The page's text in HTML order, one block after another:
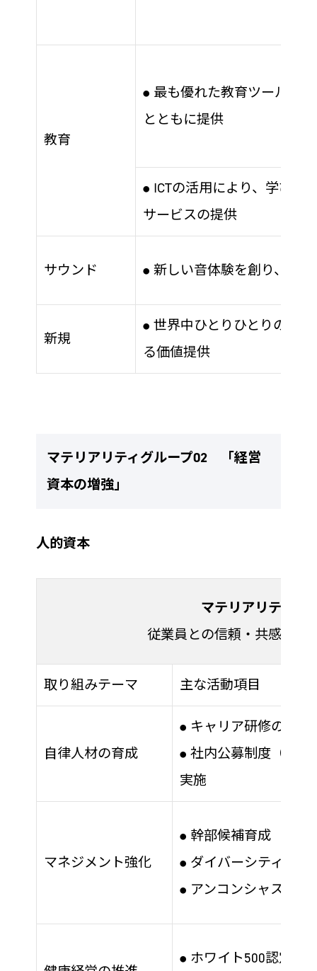
教育
● 最も優れた教育ツールを
とともに提供
● ICTの活用により、学びの
サービスの提供
サウンド ● 新しい音体験を創り、生
新規
● 世界中ひとりひとりのウ
る価値提供
マテリアリティグループ02 「経営
資本の増強」
人的資本
マテリアリティ
従業員との信頼・共感関係
取り組みテーマ 主な活動項目
自律人材の育成
● キャリア研修の継続
● 社内公募制度（ジ
実施
マネジメント強化
● 幹部候補育成
● ダイバーシティ＆イ
● アンコンシャスバ
● ホワイト500認定維